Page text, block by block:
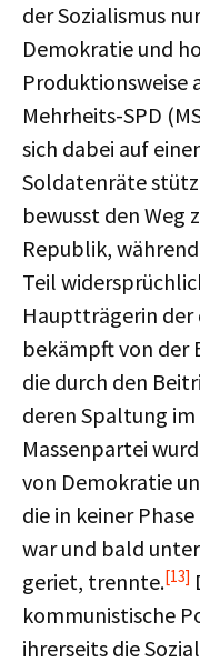
der Sozialismus
Demokratie und
Produktionsweise
Mehrheits-SPD
sich dabei auf
Soldatenräte
bewusst den Weg
Republik,
Teil
Hauptträgerin der
bekämpft von der
die durch den
deren Spaltung
Massenpartei
von Demokratie
die in keiner
war und bald
geriet, trennte.[13]
kommunistische
ihrerseits die